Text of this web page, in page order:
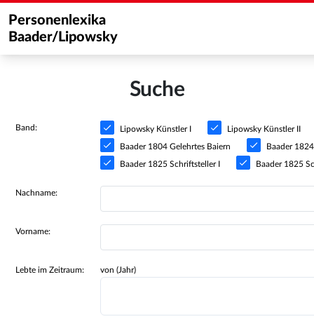
Personenlexika
Baader/Lipowsky
Suche
Band: Lipowsky Künstler I Lipowsky Künstler II
Baader 1804 Gelehrtes Baiern Baader
Baader 1825 Schriftsteller I Baader 1825
Nachname:
Vorname:
Lebte im Zeitraum: von (Jahr)